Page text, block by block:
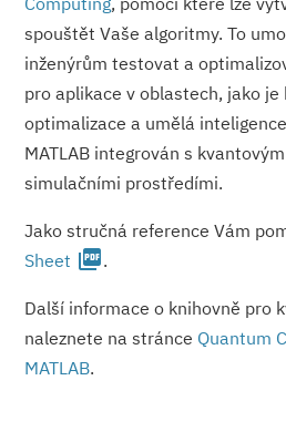
spouštět Vaše algoritmy. To
inženýrům testovat a
pro aplikace v oblastech, jako je
optimalizace a umělá
MATLAB integrován s
simulačními prostředími.
Jako stručná reference Vám
Sheet picture_as_pdf.
Další informace o knihovně pro
naleznete na stránce Quantum
MATLAB.